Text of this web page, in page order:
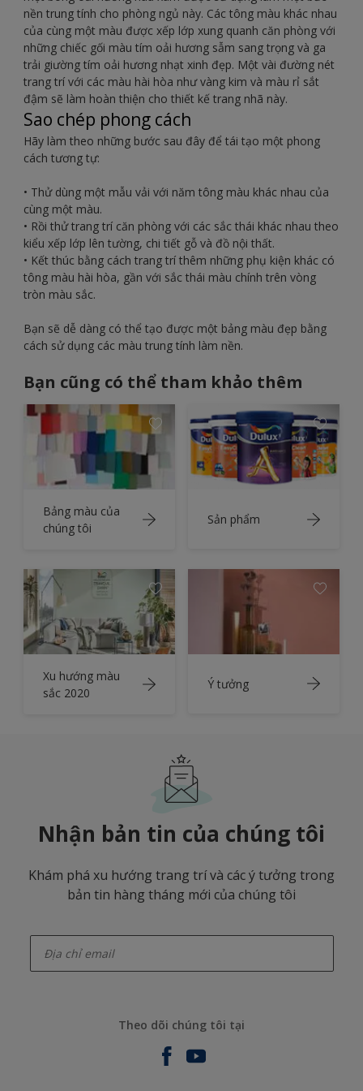
nền trung tính cho phòng ngủ này. Các tông màu khác nhau
của cùng một màu được xếp lớp xung quanh căn phòng với
những chiếc gối màu tím oải hương sẫm sang trọng và ga
trải giường tím oải hương nhạt xinh đẹp. Một vài đường nét
trang trí với các màu hài hòa như vàng kim và màu rỉ sắt
đậm sẽ làm hoàn thiện cho thiết kế trang nhã này.
Sao chép phong cách
Hãy làm theo những bước sau đây để tái tạo một phong
cách tương tự:
• Thử dùng một mẫu vải với năm tông màu khác nhau của
cùng một màu.
• Rồi thử trang trí căn phòng với các sắc thái khác nhau theo
kiểu xếp lớp lên tường, chi tiết gỗ và đồ nội thất.
• Kết thúc bằng cách trang trí thêm những phụ kiện khác có
tông màu hài hòa, gần với sắc thái màu chính trên vòng
tròn màu sắc.
Bạn sẽ dễ dàng có thể tạo được một bảng màu đẹp bằng
cách sử dụng các màu trung tính làm nền.
Bạn cũng có thể tham khảo thêm
Bảng màu của
chúng tôi
Sản phẩm
Xu hướng màu
sắc 2020
Ý tưởng
Nhận bản tin của chúng tôi
Khám phá xu hướng trang trí và các ý tưởng trong
bản tin hàng tháng mới của chúng tôi
Theo dõi chúng tôi tại